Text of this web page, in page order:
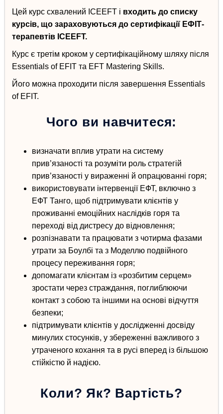
Цей курс схвалений ICEEFT і входить до списку
курсів, що зараховуються до сертифікації ЕФІТ-
терапевтів ICEEFT.
Курс є третім кроком у сертифікаційному шляху після
Essentials of EFIT та EFT Mastering Skills.
Його можна проходити після завершення Essentials
of EFIT.
Чого ви навчитеся:
визначати вплив утрати на систему
прив’язаності та розуміти роль стратегій
прив’язаності у вираженні й опрацюванні горя;
використовувати інтервенції ЕФТ, включно з
ЕФТ Танго, щоб підтримувати клієнтів у
проживанні емоційних наслідків горя та
переході від дистресу до відновлення;
розпізнавати та працювати з чотирма фазами
утрати за Боулбі та з Моделлю подвійного
процесу переживання горя;
допомагати клієнтам із «розбитим серцем»
зростати через страждання, поглиблюючи
контакт з собою та іншими на основі відчуття
безпеки;
підтримувати клієнтів у дослідженні досвіду
минулих стосунків, у збереженні важливого з
утраченого кохання та в русі вперед із більшою
стійкістю й надією.
Коли? Як? Вартість?